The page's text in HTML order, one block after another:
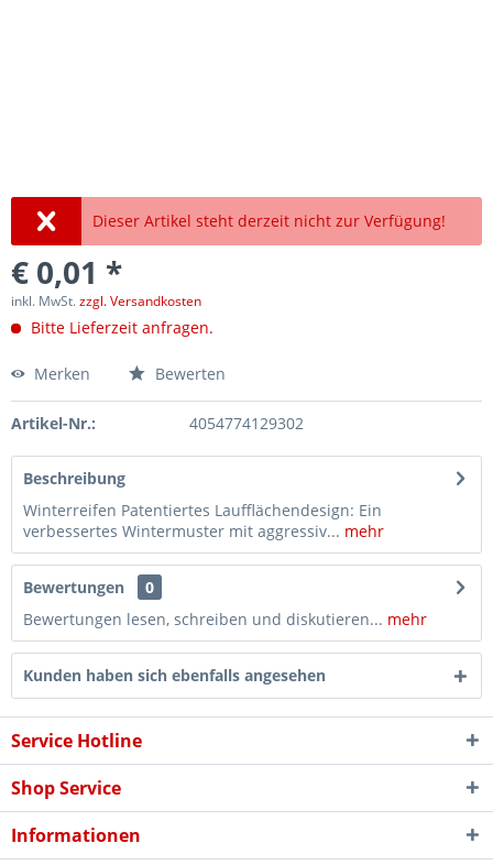
Dieser Artikel steht derzeit nicht zur Verfügung!
€ 0,01 *
inkl. MwSt.zzgl. Versandkosten
Bitte Lieferzeit anfragen.
Merken Bewerten
Artikel-Nr.: 4054774129302
Beschreibung
Winterreifen Patentiertes Laufflächendesign: Ein
verbessertes Wintermuster mit aggressiv... mehr
Bewertungen
0
Bewertungen lesen, schreiben und diskutieren... mehr
Kunden haben sich ebenfalls angesehen
Service Hotline
Shop Service
Informationen